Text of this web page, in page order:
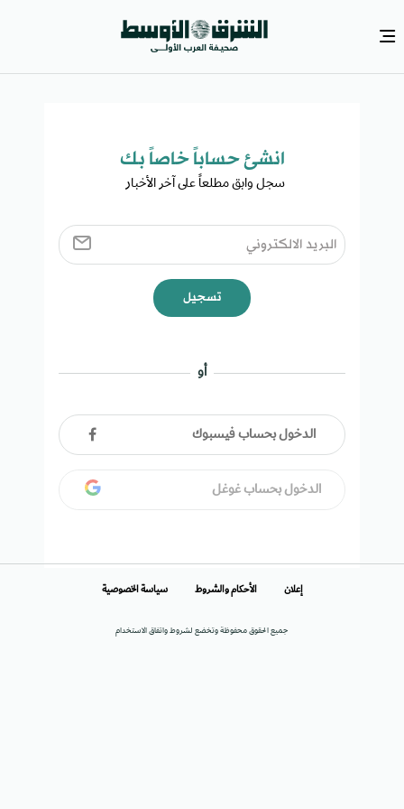
انشئ حساباً خاصاً بك​
سجل وابق مطلعاً على آخر الأخبار ​
تسجيل
أو
الدخول بحساب فيسبوك
الدخول بحساب غوغل
جميع الحقوق محفوظة وتخضع لشروط واتفاق الاستخدام
إعلان الأحكام والشروط سياسة الخصوصية